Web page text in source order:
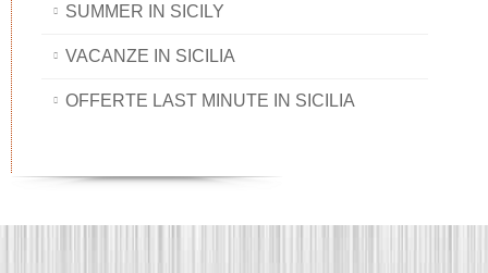
SUMMER IN SICILY
VACANZE IN SICILIA
OFFERTE LAST MINUTE IN SICILIA